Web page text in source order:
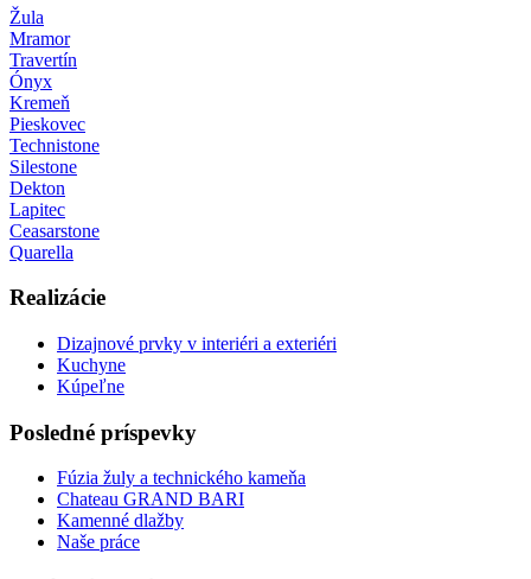
Žula
Mramor
Travertín
Ónyx
Kremeň
Pieskovec
Technistone
Silestone
Dekton
Lapitec
Ceasarstone
Quarella
Realizácie
Dizajnové prvky v interiéri a exteriéri
Kuchyne
Kúpeľne
Posledné príspevky
Fúzia žuly a technického kameňa
Chateau GRAND BARI
Kamenné dlažby
Naše práce